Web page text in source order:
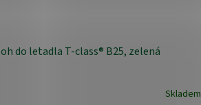
do letadla T-class® B25, zelená
Skladem